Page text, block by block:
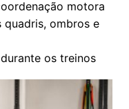
motora
quadris, ombros e
durante os treinos